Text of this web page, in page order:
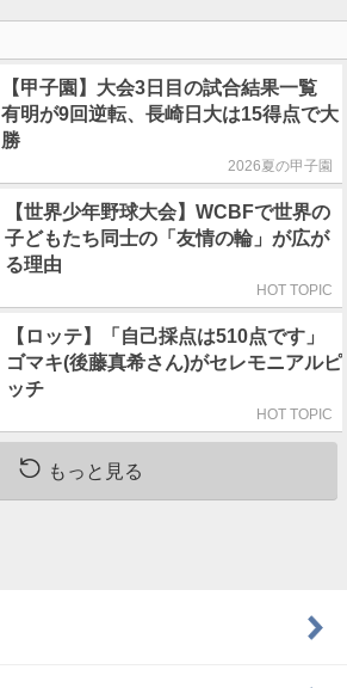
【甲子園】大会3日目の試合結果一覧
有明が9回逆転、長崎日大は15得点で大
勝
2026夏の甲子園
【世界少年野球大会】WCBFで世界の
子どもたち同士の「友情の輪」が広が
る理由
HOT TOPIC
【ロッテ】「自己採点は510点です」
ゴマキ(後藤真希さん)がセレモニアルピ
ッチ
HOT TOPIC
もっと見る